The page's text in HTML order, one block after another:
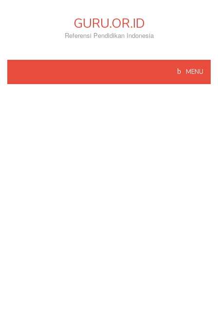
GURU.OR.ID
Referensi Pendidikan Indonesia
MENU